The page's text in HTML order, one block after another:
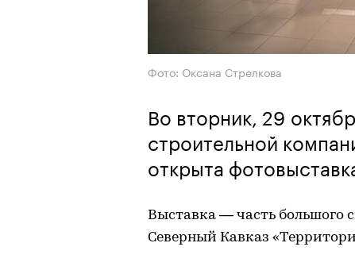
Фото: Оксана Стрелкова
Во вторник, 29
строительной
открыта
Выставка — часть большого
Северный Кавказ